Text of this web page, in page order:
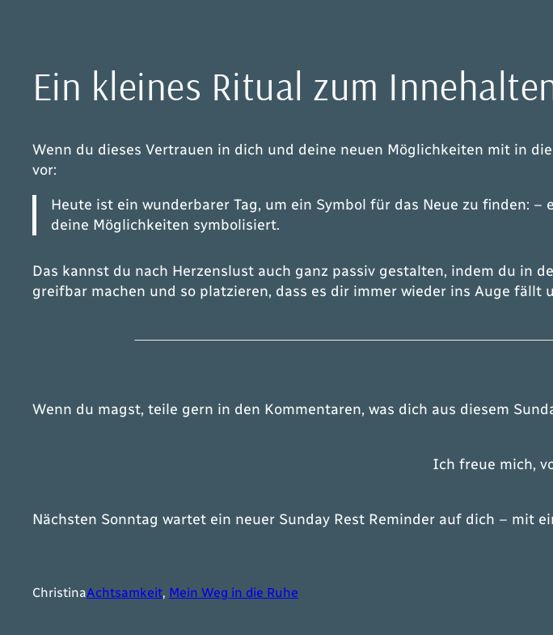
Ein kleines Ritual zum
Wenn du dieses Vertrauen in dich und deine neuen Möglichkeiten mit in
vor:
Heute ist ein wunderbarer Tag, um ein Symbol für das Neue zu finden:
deine Möglichkeiten symbolisiert.
Das kannst du nach Herzenslust auch ganz passiv gestalten, indem du in
greifbar machen und so platzieren, dass es dir immer wieder ins Auge fällt
Wenn du magst, teile gern in den Kommentaren, was dich aus diesem
Ich freue mich,
Nächsten Sonntag wartet ein neuer Sunday Rest Reminder auf dich – mit
ChristinaAchtsamkeit, Mein Weg in die Ruhe